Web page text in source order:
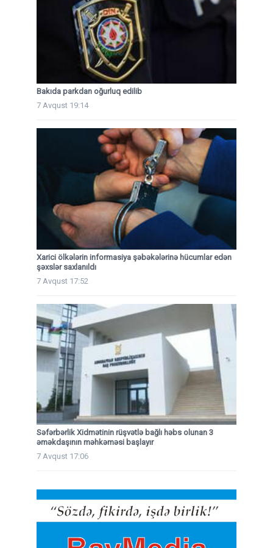
Bakıda parkdan oğurluq edilib
7 Avqust 19:14
Xarici ölkələrin informasiya şəbəkələrinə hücumlar edən
şəxslər saxlanıldı
7 Avqust 17:52
Səfərbərlik Xidmətinin rüşvətlə bağlı həbs olunan 3
əməkdaşının məhkəməsi başlayır
7 Avqust 17:06